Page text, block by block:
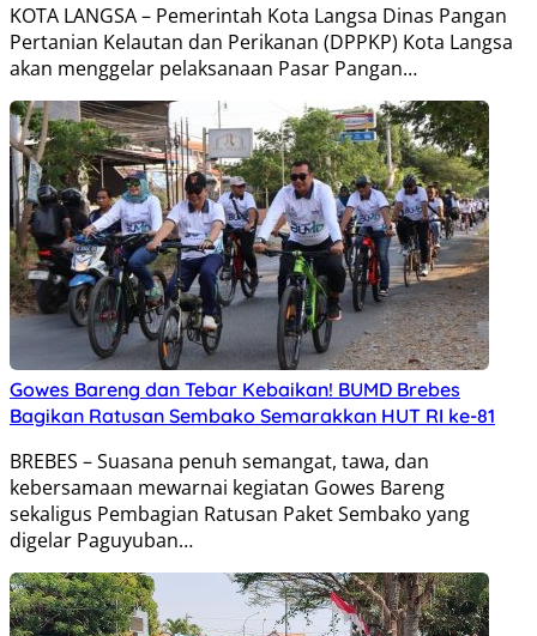
KOTA LANGSA – Pemerintah Kota Langsa Dinas Pangan
Pertanian Kelautan dan Perikanan (DPPKP) Kota Langsa
akan menggelar pelaksanaan Pasar Pangan…
Gowes Bareng dan Tebar Kebaikan! BUMD Brebes
Bagikan Ratusan Sembako Semarakkan HUT RI ke-81
BREBES – Suasana penuh semangat, tawa, dan
kebersamaan mewarnai kegiatan Gowes Bareng
sekaligus Pembagian Ratusan Paket Sembako yang
digelar Paguyuban…